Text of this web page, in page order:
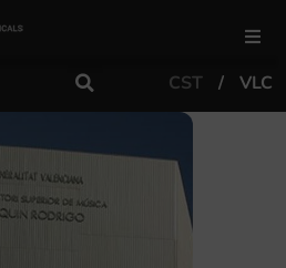
CST VLC